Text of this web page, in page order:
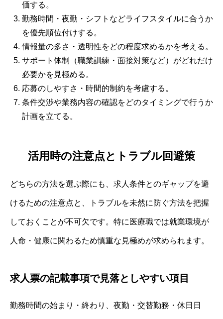
価する。
勤務時間・夜勤・シフトなどライフスタイルに合うか
を優先順位付けする。
情報量の多さ・透明性をどの程度求めるかを考える。
サポート体制（職業訓練・面接対策など）がどれだけ
必要かを見極める。
応募のしやすさ・時間的制約を考慮する。
条件交渉や業務内容の確認をどのタイミングで行うか
計画を立てる。
活用時の注意点とトラブル回避策
どちらの方法を選ぶ際にも、求人条件とのギャップを避
けるための注意点と、トラブルを未然に防ぐ方法を把握
しておくことが不可欠です。特に医療職では就業環境が
人命・健康に関わるため慎重な見極めが求められます。
求人票の記載事項で見落としやすい項目
勤務時間の始まり・終わり、夜勤・交替勤務・休日日